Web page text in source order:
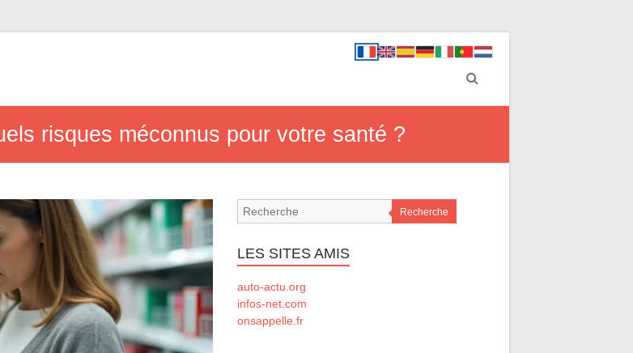
risques méconnus pour votre santé ?
Recherche
LES SITES AMIS
auto-actu.org
infos-net.com
onsappelle.fr